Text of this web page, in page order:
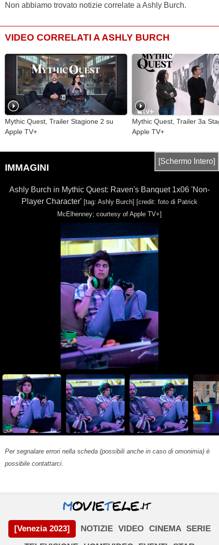
Non abbiamo trovato notizie correlate a Ashly Burch.
VIDEO CORRELATI A ASHLY BURCH
Mythic Quest, Trailer Stagione 2 su
Apple TV+
Mythic Quest, Trailer 3a
Apple TV+
IMMAGINI
[Schermo Intero]
Ashly Burch in Mythic Quest: Raven's Banquet 1x06 'Non-
Player Character' [tag: Ashly Burch] [credit: foto di Patrick
McElhenney; courtesy of Apple TV+]
Per segnalare errori nella scheda (possibili anche in caso di omonimia) è
possibile contattarci.
[Venezia 2023] NOTIZIE VIDEO CINEMA SERIE